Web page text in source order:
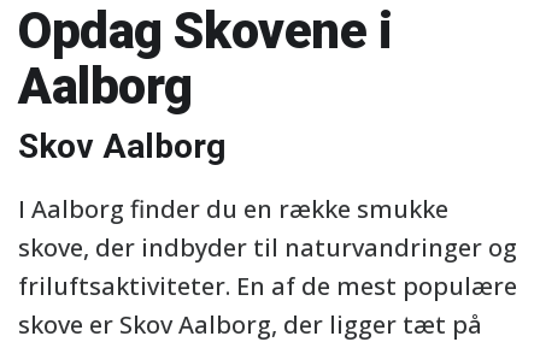
Opdag Skovene i
Aalborg
Skov Aalborg
I Aalborg finder du en række smukke
skove, der indbyder til naturvandringer og
friluftsaktiviteter. En af de mest populære
skove er Skov Aalborg, der ligger tæt på